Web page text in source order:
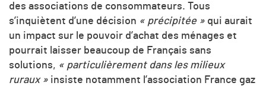
des associations de consommateurs. Tous
s’inquiètent d’une décision « précipitée » qui aurait
un impact sur le pouvoir d’achat des ménages et
pourrait laisser beaucoup de Français sans
solutions, « particulièrement dans les milieux
ruraux » insiste notamment l’association France gaz